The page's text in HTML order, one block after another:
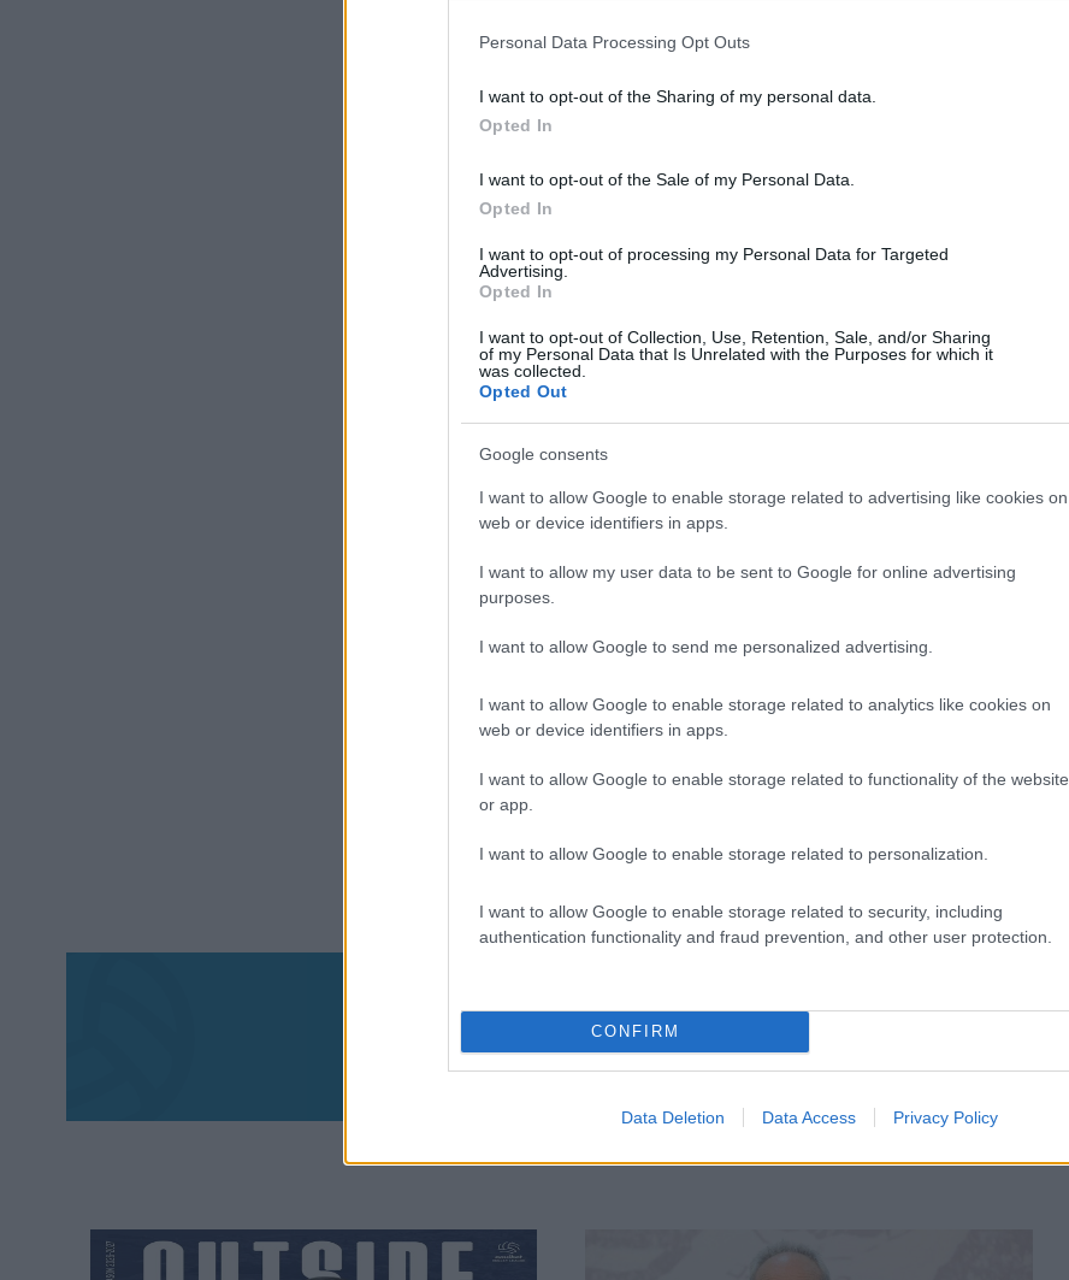
Personal Data Processing Opt Outs
I want to opt-out of the Sharing of my personal data.
Opted In
I want to opt-out of the Sale of my Personal Data.
Opted In
I want to opt-out of processing my Personal Data for Targeted
Advertising.
Opted In
I want to opt-out of Collection, Use, Retention, Sale, and/or Sharing
of my Personal Data that Is Unrelated with the Purposes for which it
was collected.
Opted Out
Google consents
I want to allow Google to enable storage related to advertising like cookies on
web or device identifiers in apps.
I want to allow my user data to be sent to Google for online advertising
purposes.
I want to allow Google to send me personalized advertising.
I want to allow Google to enable storage related to analytics like cookies on
web or device identifiers in apps.
I want to allow Google to enable storage related to functionality of the website
or app.
I want to allow Google to enable storage related to personalization.
I want to allow Google to enable storage related to security, including
authentication functionality and fraud prevention, and other user protection.
CONFIRM
Data Deletion Data Access Privacy Policy
Aκολουθήστε μας
παντού…